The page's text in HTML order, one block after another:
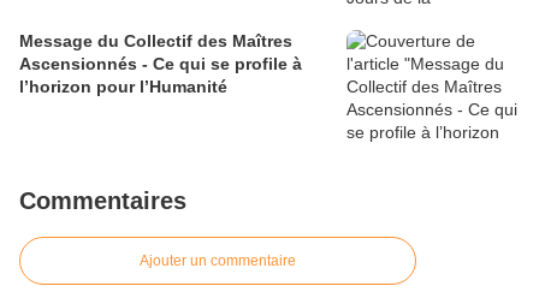
Message du Collectif des Maîtres
Ascensionnés - Ce qui se profile à
l’horizon pour l’Humanité
Commentaires
Ajouter un commentaire